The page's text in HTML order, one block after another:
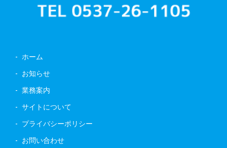
ホーム
お知らせ
業務案内
サイトについて
プライバシーポリシー
お問い合わせ